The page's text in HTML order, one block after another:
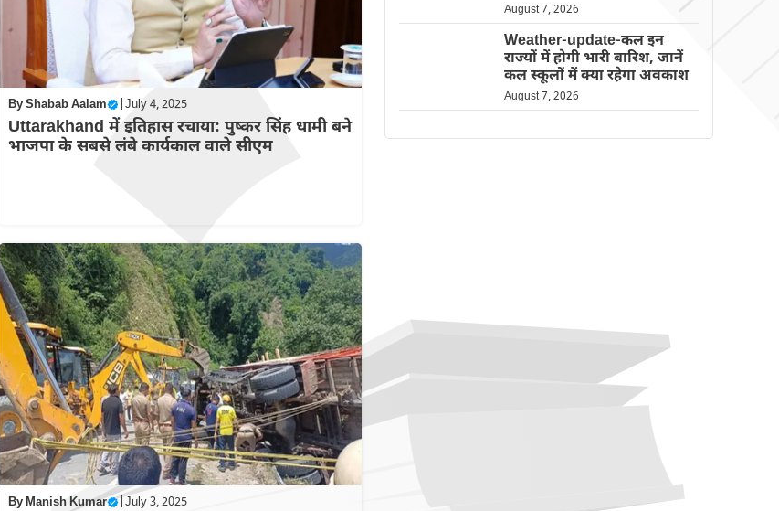
ByShabab Aalam | July 4, 2025
Uttarakhand में इतिहास रचाया: पुष्कर सिंह धामी बने
भाजपा के सबसे लंबे कार्यकाल वाले सीएम
ByManish Kumar | July 3, 2025
August 7, 2026
Weather-update-कल इन
राज्यों में होगी भारी बारिश, जानें
कल स्कूलों में क्या रहेगा अवकाश
August 7, 2026